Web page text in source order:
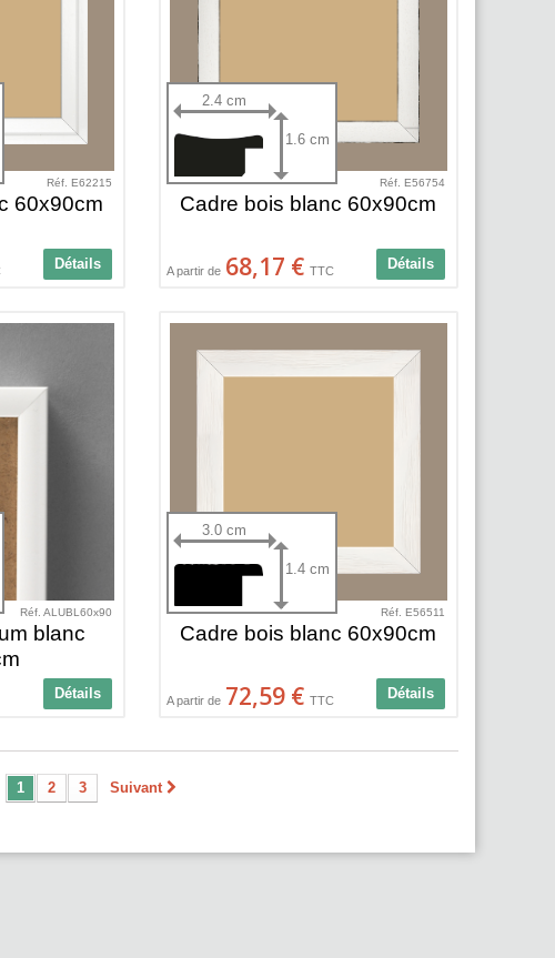
Réf. E62215
60x90cm
Détails
2.4 cm
1.6 cm
Réf. E56754
Cadre bois blanc 60x90cm
Détails
A partir de 68,17 € TTC
Réf. ALUBL60x90
blanc
Détails
3.0 cm
1.4 cm
Réf. E56511
Cadre bois blanc 60x90cm
Détails
A partir de 72,59 € TTC
1 2 3 Suivant